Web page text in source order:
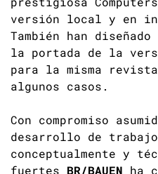
versión local y en
También han
la portada de la
para la misma
algunos casos.
Con compromiso
desarrollo de
conceptualmente y
fuertes BR/BAUEN ha